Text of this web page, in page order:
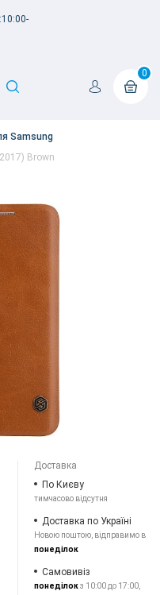
0
Samsung
Brown
Доставка
По Києву
тимчасово відсутня
Доставка по Україні
Новою поштою, відправимо в
понеділок
Самовивіз
понеділокз 10:00 до 17:00,